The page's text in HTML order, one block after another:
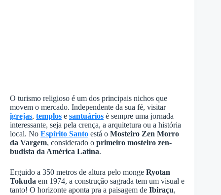
O turismo religioso é um dos principais nichos que
movem o mercado. Independente da sua fé, visitar
igrejas, templos e santuários é sempre uma jornada
interessante, seja pela crença, a arquitetura ou a história
local. No Espírito Santo está o Mosteiro Zen Morro
da Vargem, considerado o primeiro mosteiro zen-
budista da América Latina.
Erguido a 350 metros de altura pelo monge Ryotan
Tokuda em 1974, a construção sagrada tem um visual e
tanto! O horizonte aponta pra a paisagem de Ibiraçu,